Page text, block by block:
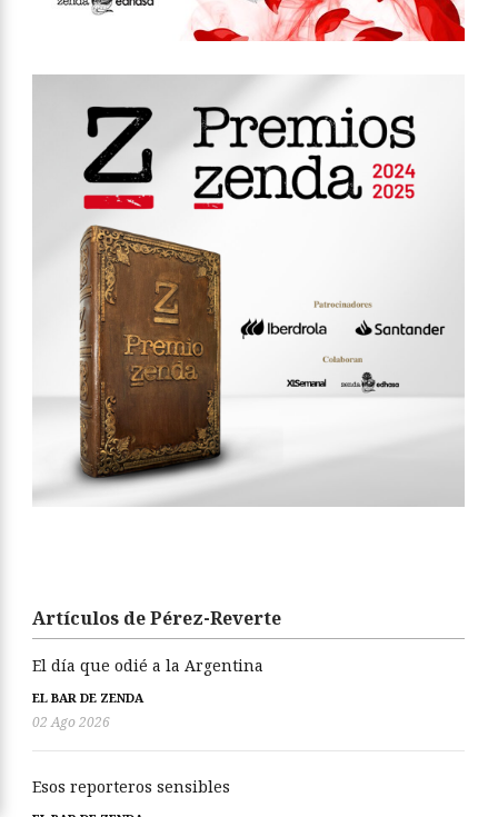
Artículos de Pérez-Reverte
El día que odié a la Argentina
EL BAR DE ZENDA
02 Ago 2026
Esos reporteros sensibles